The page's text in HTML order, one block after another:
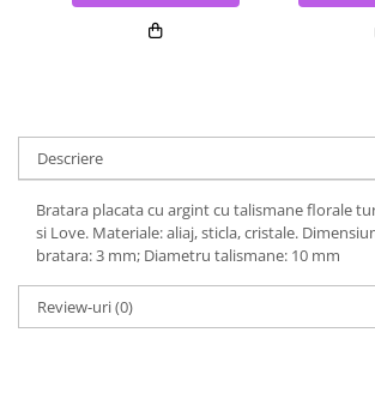
Descriere
Bratara placata cu argint cu talismane florale
si Love. Materiale: aliaj, sticla, cristale.
bratara: 3 mm; Diametru talismane: 10 mm
Review-uri(0)